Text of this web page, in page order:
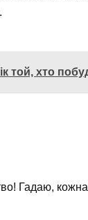
той, хто
Гадаю, кожна